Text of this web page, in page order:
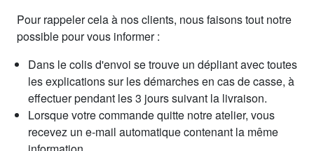
Pour rappeler cela à nos clients, nous faisons tout notre
possible pour vous informer :
Dans le colis d'envoi se trouve un dépliant avec toutes
les explications sur les démarches en cas de casse, à
effectuer pendant les 3 jours suivant la livraison.
Lorsque votre commande quitte notre atelier, vous
recevez un e-mail automatique contenant la même